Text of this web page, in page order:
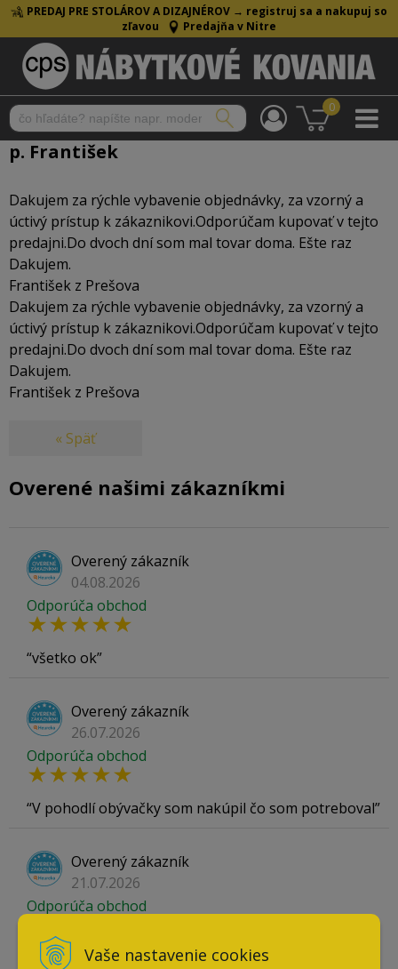
Vaše nastavenie cookies
PREDAJ PRE STOLÁROV A DIZAJNÉROV → registruj sa a nakupuj so
zľavou
Predajňa v Nitre
0
p. František
Dakujem za rýchle vybavenie objednávky, za vzorný a
úctivý prístup k zákaznikovi.Odporúčam kupovať v tejto
predajni.Do dvoch dní som mal tovar doma. Ešte raz
Dakujem.
František z Prešova
Dakujem za rýchle vybavenie objednávky, za vzorný a
úctivý prístup k zákaznikovi.Odporúčam kupovať v tejto
predajni.Do dvoch dní som mal tovar doma. Ešte raz
Dakujem.
František z Prešova
« Späť
Overené našimi zákazníkmi
Overený zákazník
04.08.2026
Odporúča obchod
všetko ok
Overený zákazník
26.07.2026
Odporúča obchod
V pohodlí obývačky som nakúpil čo som potreboval
Overený zákazník
21.07.2026
Odporúča obchod
Mali skladom tovar, ktorý som nevedel v iných